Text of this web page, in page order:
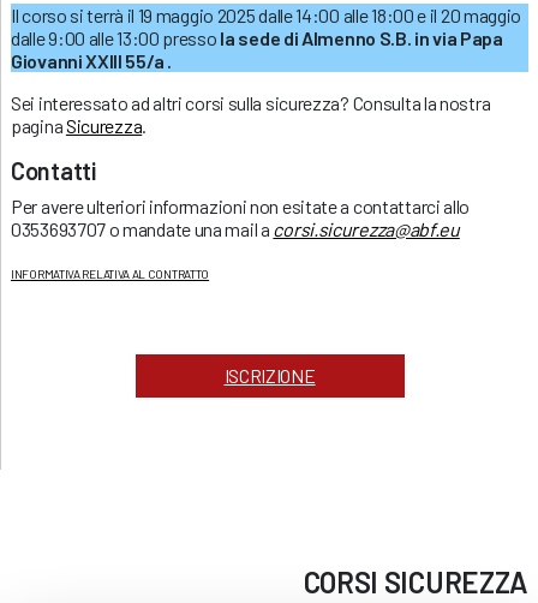
Il corso si terrà il 19 maggio 2025 dalle 14:00 alle 18:00 e il 20 maggio
dalle 9:00 alle 13:00 presso la sede di Almenno S.B. in via Papa
Giovanni XXIII 55/a .
Sei interessato ad altri corsi sulla sicurezza? Consulta la nostra
paginaSicurezza
Contatti
Per avere ulteriori informazioni non esitate a contattarci allo
0353693707 o mandate una mail a corsi.sicurezza@abf.eu
INFORMATIVA RELATIVA AL CONTRATTO
ISCRIZIONE
CORSI SICUREZZA